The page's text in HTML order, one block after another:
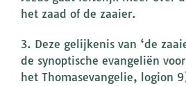
het zaad of de zaaier.
3. Deze gelijkenis van ‘de
de synoptische evangeliën
het Thomasevangelie, logion